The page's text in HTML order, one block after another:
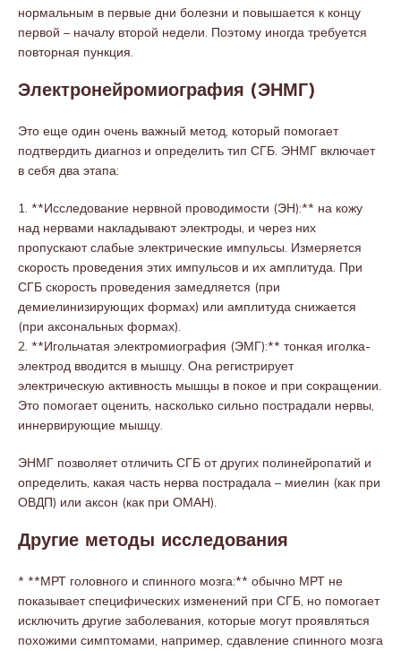
нормальным в первые дни болезни и повышается к концу
первой – началу второй недели. Поэтому иногда требуется
повторная пункция.
Электронейромиография (ЭНМГ)
Это еще один очень важный метод, который помогает
подтвердить диагноз и определить тип СГБ. ЭНМГ включает
в себя два этапа:
1. **Исследование нервной проводимости (ЭН):** на кожу
над нервами накладывают электроды, и через них
пропускают слабые электрические импульсы. Измеряется
скорость проведения этих импульсов и их амплитуда. При
СГБ скорость проведения замедляется (при
демиелинизирующих формах) или амплитуда снижается
(при аксональных формах).
2. **Игольчатая электромиография (ЭМГ):** тонкая иголка-
электрод вводится в мышцу. Она регистрирует
электрическую активность мышцы в покое и при сокращении.
Это помогает оценить, насколько сильно пострадали нервы,
иннервирующие мышцу.
ЭНМГ позволяет отличить СГБ от других полинейропатий и
определить, какая часть нерва пострадала – миелин (как при
ОВДП) или аксон (как при ОМАН).
Другие методы исследования
* **МРТ головного и спинного мозга:** обычно МРТ не
показывает специфических изменений при СГБ, но помогает
исключить другие заболевания, которые могут проявляться
похожими симптомами, например, сдавление спинного мозга